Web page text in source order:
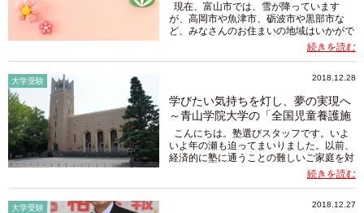
現在、富山市では、雪が降っています
が、高岡市や魚津市、砺波市や黒部市な
ど、みなさんのお住まいの地域はいかがで
しょうか？ いよいよ年明けから大学入
試センター試験が１月１９日（土）２０日
続きを読む
大学受験 2018.12.28
学びたい気持ちを灯し、夢の実現へ
～青山学院大学の「全国児童養護施
設推...
こんにちは。塾選びスタッフです。いよ
いよ年の瀬も迫ってまいりました。以前、
経済的に塾に通うことの難しいご家庭を対
象に通塾を支援する「共笑基金」代表の安
念正義先生にインタビューをさせていただ
続きを読む
大学受験 2018.12.27